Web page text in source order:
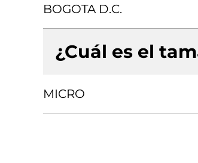
BOGOTA D.C.
¿Cuál es el
MICRO